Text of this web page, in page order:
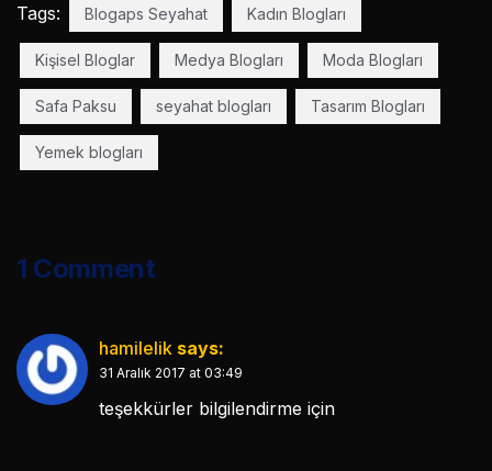
Tags: Blogaps Seyahat Kadın Blogları
Kişisel Bloglar Medya Blogları Moda Blogları
Safa Paksu seyahat blogları Tasarım Blogları
Yemek blogları
1 Comment
hamilelik says:
31 Aralık 2017 at 03:49
teşekkürler bilgilendirme için